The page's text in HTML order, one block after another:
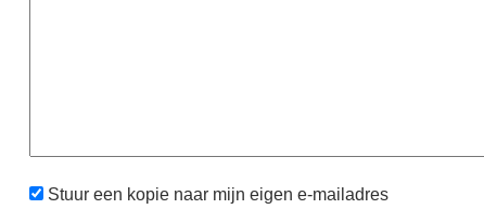
Stuur een kopie naar mijn eigen e-mailadres